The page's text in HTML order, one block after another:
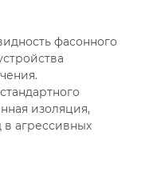
фасонного
изоляция,
в агрессивных